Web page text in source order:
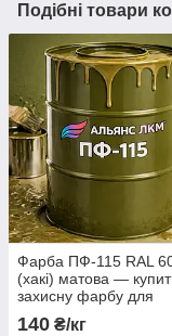
Подібні товари
Фарба ПФ-115 RAL
(хакі) матова —
захисну фарбу для
військової техніки в
140 ₴/кг